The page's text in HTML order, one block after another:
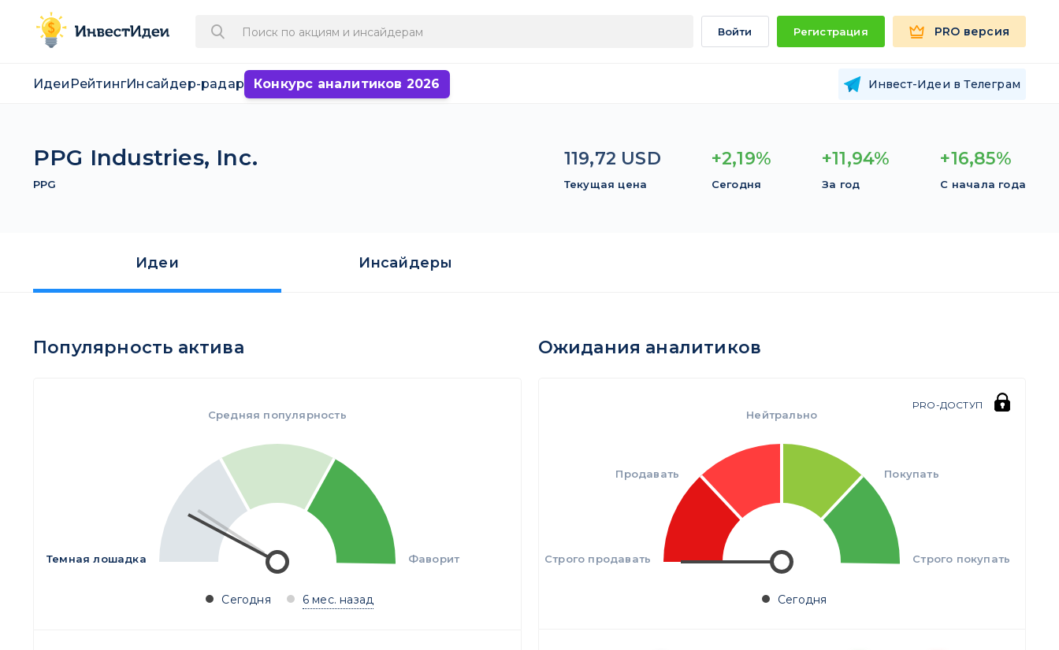
Войти Регистрация PRO версия
Идеи РейтингИнсайдер-радар Конкурс аналитиков 2026 Инвест-Идеи в Телеграм
PPG Industries, Inc.
PPG
119,72 USD
Текущая цена
+2,19%
Сегодня
+11,94%
За год
+16,85%
С начала года
Идеи Инсайдеры
Популярность актива
Темная лошадка Фаворит
Средняя популярность
Сегодня 6 мес. назад
Ожидания аналитиков
PRO-ДОСТУП
Строго продавать
Продавать
Нейтрально
Покупать
Строго покупать
Сегодня